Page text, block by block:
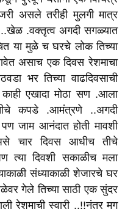
असले तरीही मुलगी मात्र
.वक्तृत्व अगदी सगळ्यात
या मुळे च घरचे लोक तिच्या
असाच एक दिवस रेशमाचा
भर तिच्या वाढदिवसाची
एखादा मोठा सण .आला
कपडे .आमंत्रणे ..अगदी
जाम आनंदात होती मावशी
असे चार दिवस आधीच तीचे
त्या दिवशी सकाळीच मला
संध्याकाळी शेजारचे घर
गेले तिच्या साठी एक सुंदर
रेशमाची स्वारी ..!!नंतर मग